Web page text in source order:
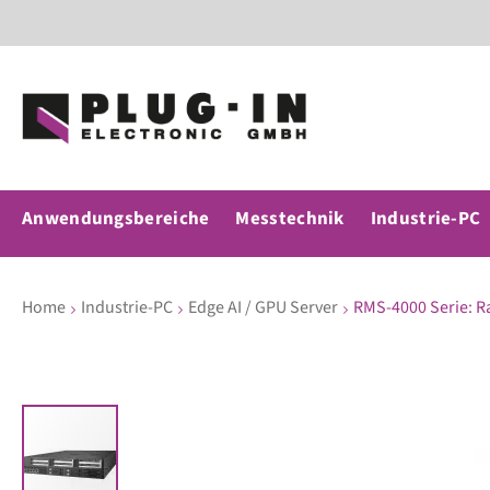
Anwendungsbereiche Messtechnik Industrie-PC
Home Industrie-PC Edge AI / GPU Server RMS-4000 Serie:
Zum
der
Bildergalerie